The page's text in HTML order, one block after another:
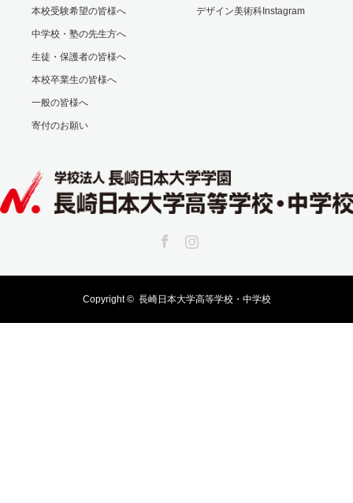
本校受験希望の皆様へ
中学校・塾の先生方へ
生徒・保護者の皆様へ
本校卒業生の皆様へ
一般の皆様へ
寄付のお願い
デザイン美術科Instagram
Copyright © 長崎日本大学高等学校・中学校